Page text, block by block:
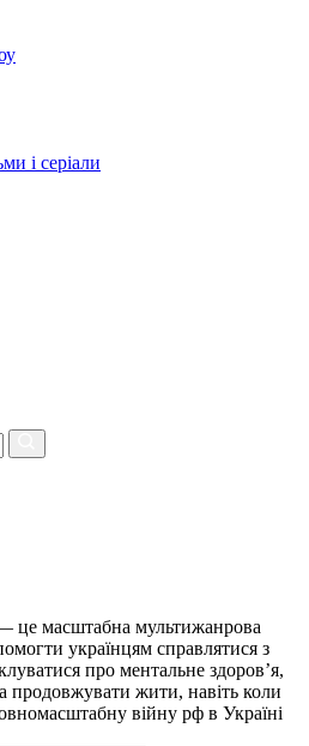
і серіали
це масштабна мультижанрова
українцям справлятися з
про ментальне здоровʼя,
продовжувати жити, навіть коли
війну рф в Україні